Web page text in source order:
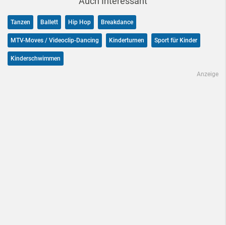
Tanzen Ballett Hip Hop Breakdance
MTV-Moves / Videoclip-Dancing Kinderturnen Sport für Kinder
Kinderschwimmen
Anzeige